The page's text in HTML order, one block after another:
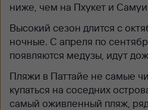
ниже, чем на Пхукет и
Высокий сезон длится с
ночные. С апреля по
появляются медузы, идут
Пляжи в Паттайе не самые
купаться на соседних
самый оживленный пляж,